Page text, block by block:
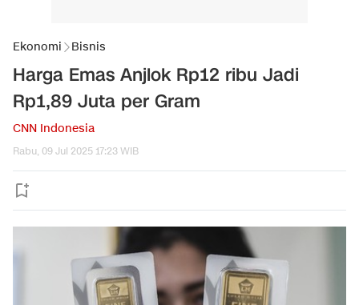
Ekonomi Bisnis
Harga Emas Anjlok Rp12 ribu Jadi
Rp1,89 Juta per Gram
CNN Indonesia
Rabu, 09 Jul 2025 17:23 WIB